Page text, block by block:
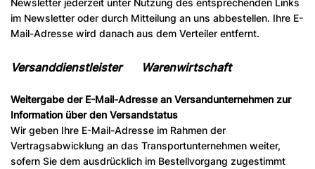
Newsletter jederzeit unter Nutzung des entsprechenden Links
im Newsletter oder durch Mitteilung an uns abbestellen. Ihre E-
Mail-Adresse wird danach aus dem Verteiler entfernt.
Versanddienstleister Warenwirtschaft
Weitergabe der E-Mail-Adresse an Versandunternehmen zur
Information über den Versandstatus
Wir geben Ihre E-Mail-Adresse im Rahmen der
Vertragsabwicklung an das Transportunternehmen weiter,
sofern Sie dem ausdrücklich im Bestellvorgang zugestimmt